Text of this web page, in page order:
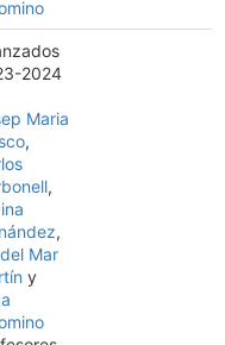
2024
Maria
,
,
,
Mar
y